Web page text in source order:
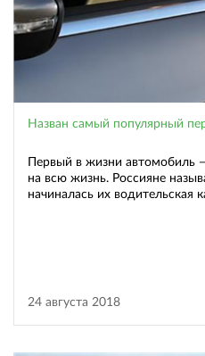
Назван самый популярный
Первый в жизни автомобиль
на всю жизнь. Россияне
начиналась их водительская
24 августа 2018